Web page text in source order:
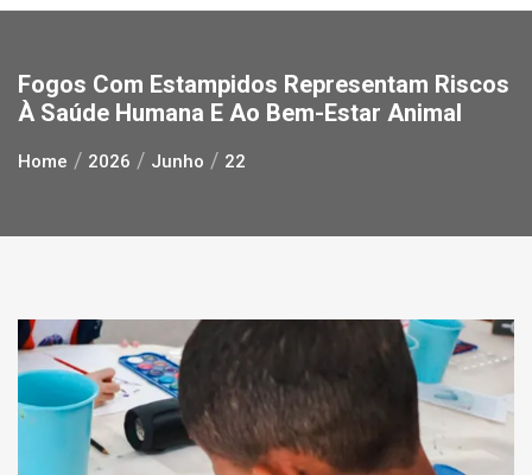
Fogos Com Estampidos Representam Riscos
À Saúde Humana E Ao Bem-Estar Animal
Home 2026 Junho 22